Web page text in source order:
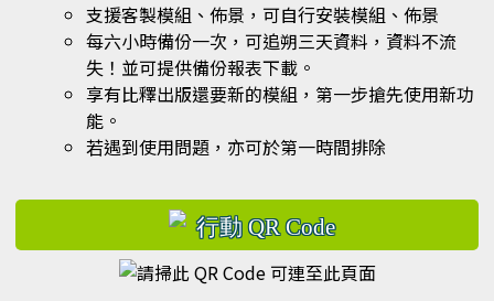
支援客製模組、佈景，可自行安裝模組、佈景
每六小時備份一次，可追朔三天資料，資料不流
失！並可提供備份報表下載。
享有比釋出版還要新的模組，第一步搶先使用新功
能。
若遇到使用問題，亦可於第一時間排除